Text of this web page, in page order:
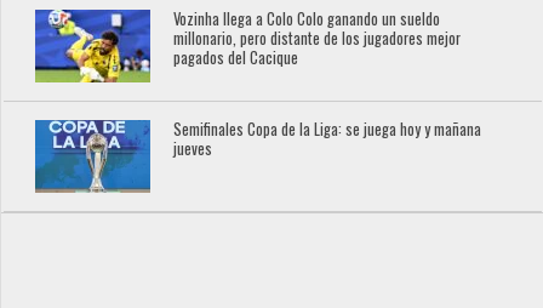
Vozinha llega a Colo Colo ganando un sueldo
millonario, pero distante de los jugadores mejor
pagados del Cacique
Semifinales Copa de la Liga: se juega hoy y mañana
jueves